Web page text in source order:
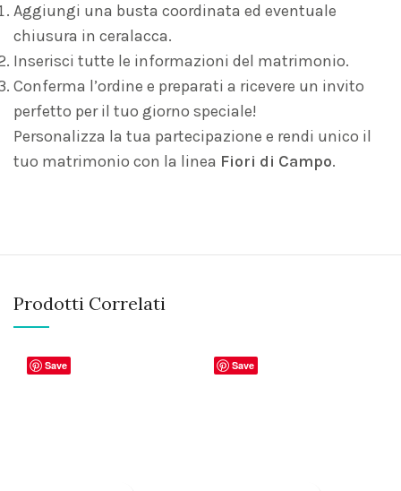
Aggiungi una busta coordinata ed eventuale
chiusura in ceralacca.
Inserisci tutte le informazioni del matrimonio.
Conferma l’ordine e preparati a ricevere un invito
perfetto per il tuo giorno speciale!
Personalizza la tua partecipazione e rendi unico il
tuo matrimonio con la linea Fiori di Campo.
Prodotti Correlati
Save Save